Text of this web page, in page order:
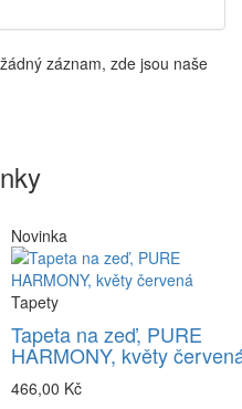
záznam, zde jsou naše
Novinka
Tapety
Tapeta na zeď, PURE
HARMONY, květy
466,00 Kč